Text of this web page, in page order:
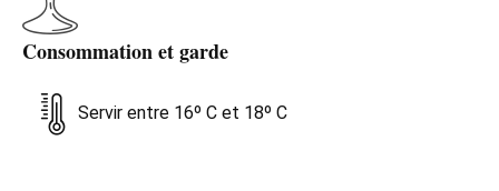
Consommation et garde
Servir entre 16º C et 18º C